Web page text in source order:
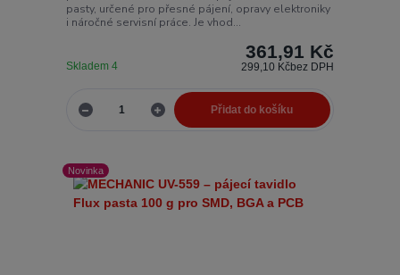
pasty, určené pro přesné pájení, opravy elektroniky
i náročné servisní práce. Je vhod...
361,91 Kč
299,10 Kčbez DPH
Skladem 4
Přidat do košíku
Novinka